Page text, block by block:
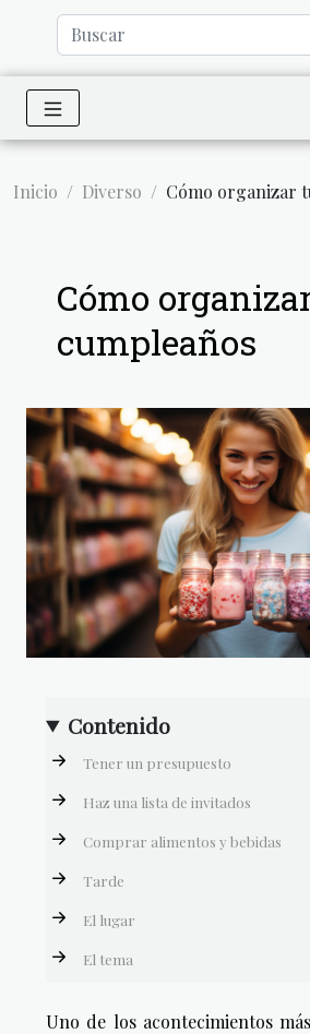
Inicio Diverso Cómo organizar
Cómo
cumpleaños
Contenido
Tener un presupuesto
Haz una lista de invitados
Comprar alimentos y bebidas
Tarde
El lugar
El tema
Uno de los acontecimientos